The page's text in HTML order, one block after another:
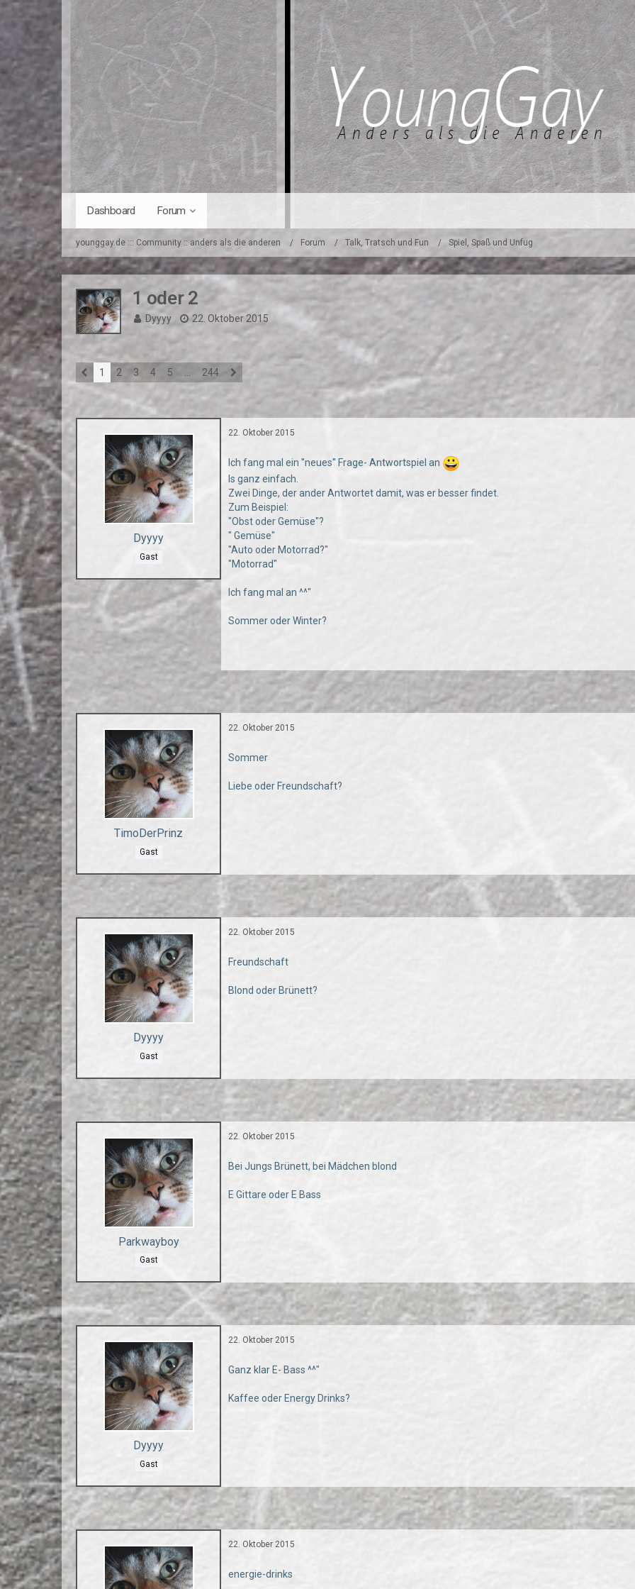
Dashboard Forum
younggay.de ::: Community :: anders als die anderen Forum Talk, Tratsch und Fun Spiel, Spaß und Unfug
1 oder 2
Dyyyy 22. Oktober 2015
1 2 3 4 5 244
Dyyyy
Gast
22. Oktober 2015
Ich fang mal ein ''neues'' Frage- Antwortspiel an
Is ganz einfach.
Zwei Dinge, der ander Antwortet damit, was er besser findet.
Zum Beispiel:
"Obst oder Gemüse"?
" Gemüse"
"Auto oder Motorrad?"
"Motorrad"
Ich fang mal an ^^"
Sommer oder Winter?
TimoDerPrinz
Gast
22. Oktober 2015
Sommer
Liebe oder Freundschaft?
Dyyyy
Gast
22. Oktober 2015
Freundschaft
Blond oder Brünett?
Parkwayboy
Gast
22. Oktober 2015
Bei Jungs Brünett, bei Mädchen blond
E Gittare oder E Bass
Dyyyy
Gast
22. Oktober 2015
Ganz klar E- Bass ^^"
Kaffee oder Energy Drinks?
22. Oktober 2015
energie-drinks